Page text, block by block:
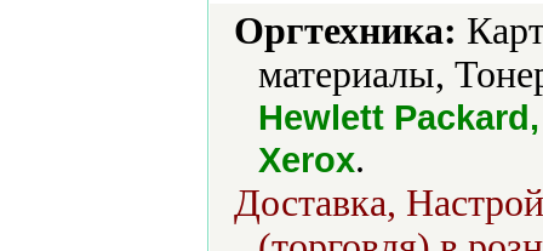
Оргтехника:
материалы,
Hewlett
Xerox.
Доставка,